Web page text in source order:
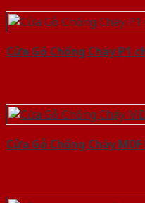
Cửa Gỗ Chống Cháy P1
Cửa Gỗ Chống Cháy